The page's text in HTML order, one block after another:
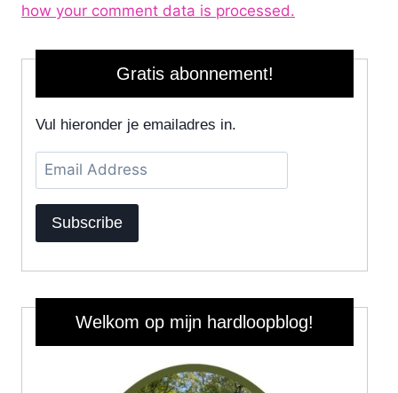
how your comment data is processed.
Gratis abonnement!
Vul hieronder je emailadres in.
Email
Address
Subscribe
Welkom op mijn hardloopblog!